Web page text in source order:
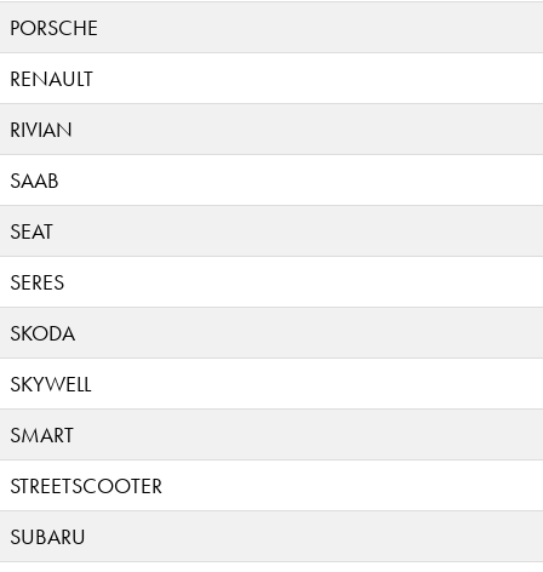
PORSCHE
RENAULT
RIVIAN
SAAB
SEAT
SERES
SKODA
SKYWELL
SMART
STREETSCOOTER
SUBARU